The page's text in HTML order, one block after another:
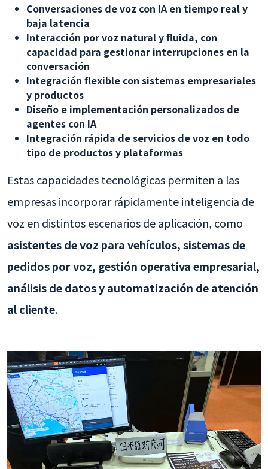
Conversaciones de voz con IA en tiempo real y
baja latencia
Interacción por voz natural y fluida, con
capacidad para gestionar interrupciones en la
conversación
Integración flexible con sistemas empresariales
y productos
Diseño e implementación personalizados de
agentes con IA
Integración rápida de servicios de voz en todo
tipo de productos y plataformas
Estas capacidades tecnológicas permiten a las
empresas incorporar rápidamente inteligencia de
voz en distintos escenarios de aplicación, como
asistentes de voz para vehículos, sistemas de
pedidos por voz, gestión operativa empresarial,
análisis de datos y automatización de atención
al cliente.